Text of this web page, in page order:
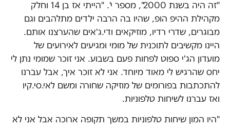
"זה היה בשנת 2000", מספר י'. "הייתי אז בן 14 וחלק
מקהילת ההיפ הופ, שהיו בה הרבה ילדים מתלהבים וגם
מבוגרים, שדרי רדיו, מוזיקאים ודי.ג'אים שהערצנו אותם.
היינו מקשיבים לתוכנית של מומי ומגיעים לאירועים של
מועדון הג'י ספוט לפחות פעם בשבוע. אני זוכר שמומי נתן לי
יחס שהרגיש לי מאוד מיוחד. אני לא זוכר איך, אבל עברנו
להתכתבות בפורומים של מוזיקה שחורה ומשם לאי.סי.קיו
ואז עברנו לשיחות טלפוניות.
"היו המון שיחות טלפוניות במשך תקופה ארוכה אבל אני לא